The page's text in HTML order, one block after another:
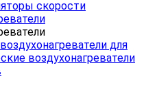
скорости
для
воздухонагреватели